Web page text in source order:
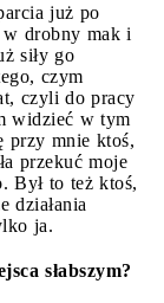
już po
w drobny mak i
siły go
czym
czyli do pracy
widzieć w tym
przy mnie ktoś,
przekuć moje
Był to też ktoś,
działania
ja.
słabszym?